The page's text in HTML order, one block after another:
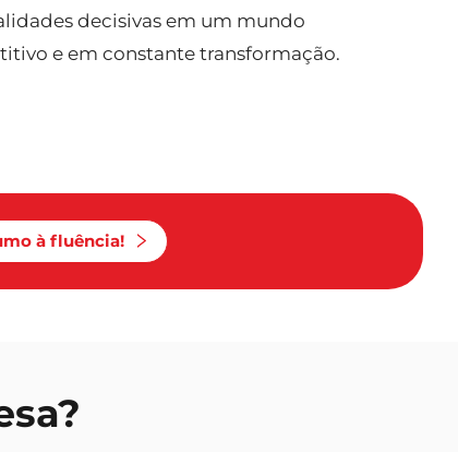
decisivas em um mundo
e em constante transformação.
à fluência!